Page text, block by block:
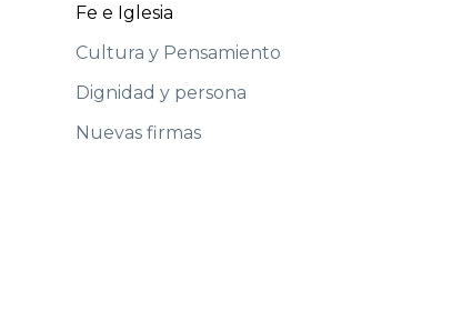
Fe e Iglesia
Cultura y Pensamiento
Dignidad y persona
Nuevas firmas